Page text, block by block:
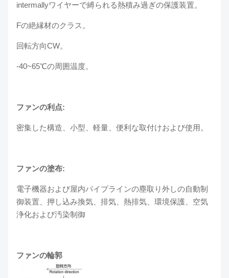
intermallyワイヤーで縛られる熱積み過ぎの保護装置。
Fの絶縁材のクラス。
回転方向CW。
-40~65℃の周囲温度。
ファンの利点:
密集した構造、小型、軽量、便利な取付けおよび使用。
ファンの塗布:
電子機器および屋内パイプラインの塵取り外しの自動制
御装置、押し込み換気、排気、熱排気、環境保護、空気
浄化および汚染制御
ファンの輪郭